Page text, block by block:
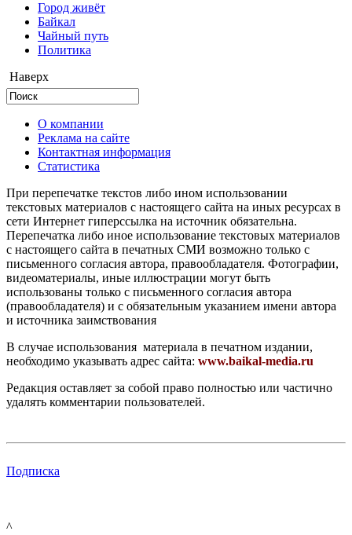
Город живёт
Байкал
Чайный путь
Политика
Наверх
О компании
Реклама на сайте
Контактная информация
Статистика
При перепечатке текстов либо ином использовании
текстовых материалов с настоящего сайта на иных ресурсах в
сети Интернет гиперссылка на источник обязательна.
Перепечатка либо иное использование текстовых материалов
с настоящего сайта в печатных СМИ возможно только с
письменного согласия автора, правообладателя. Фотографии,
видеоматериалы, иные иллюстрации могут быть
использованы только с письменного согласия автора
(правообладателя) и с обязательным указанием имени автора
и источника заимствования
В случае использования материала в печатном издании,
необходимо указывать адрес сайта: www.baikal-media.ru
Редакция оставляет за собой право полностью или частично
удалять комментарии пользователей.
Подписка
^